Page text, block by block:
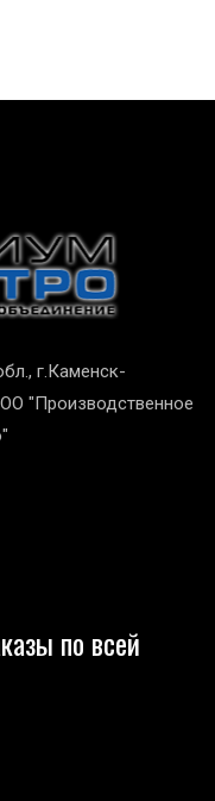
г.Каменск-
"Производственное
по всей